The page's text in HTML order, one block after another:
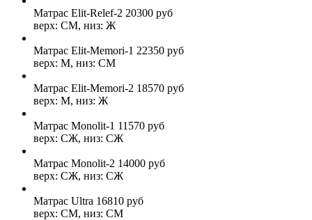
Матрас Elit-Relef-2 20300 руб
верх: СМ, низ: Ж
Матрас Elit-Memori-1 22350 руб
верх: М, низ: СМ
Матрас Elit-Memori-2 18570 руб
верх: М, низ: Ж
Матрас Monolit-1 11570 руб
верх: СЖ, низ: СЖ
Матрас Monolit-2 14000 руб
верх: СЖ, низ: СЖ
Матрас Ultra 16810 руб
верх: СМ, низ: СМ